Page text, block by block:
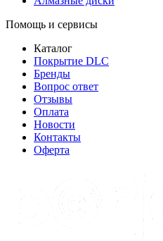
Помощь и сервисы
Каталог
Покрытие DLC
Бренды
Вопрос ответ
Отзывы
Оплата
Новости
Контакты
Оферта